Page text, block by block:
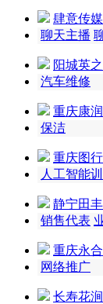
肆意传
聊天主播
阳城英
汽车维修
重庆康
保洁
重庆图
人工智能
静宁田
销售代表
重庆永
网络推广
长寿花